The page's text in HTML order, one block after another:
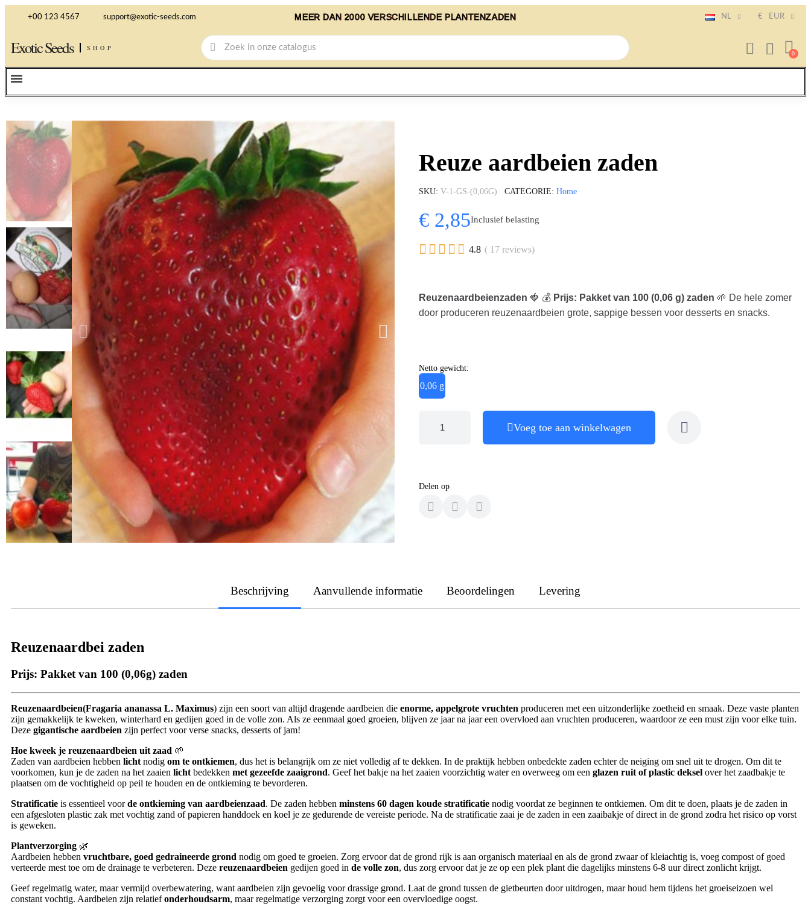
+00 123 4567 support@exotic-seeds.com MEER DAN 2000 VERSCHILLENDE PLANTENZADEN NL € EUR
Exotic Seeds SHOP
Reuze aardbeien zaden
SKU V-1-GS-(0,06G) CATEGORIE Home
€ 2,85Inclusief belasting
     4.8 ( 17 reviews)
Reuzenaardbeienzaden 🍓 💰 Prijs: Pakket van 100 (0,06 g) zaden 🌱 De hele zomer
door produceren reuzenaardbeien grote, sappige bessen voor desserts en snacks.
Netto gewicht:
0,06 g
Voeg toe aan winkelwagen
Delen op
Beschrijving Aanvullende informatie Beoordelingen Levering
Reuzenaardbei zaden
Prijs: Pakket van 100 (0,06g) zaden
Reuzenaardbeien(Fragaria ananassa L. Maximus) zijn een soort van altijd dragende aardbeien die enorme, appelgrote vruchten produceren met een uitzonderlijke zoetheid en smaak. Deze vaste planten
zijn gemakkelijk te kweken, winterhard en gedijen goed in de volle zon. Als ze eenmaal goed groeien, blijven ze jaar na jaar een overvloed aan vruchten produceren, waardoor ze een must zijn voor elke tuin.
Deze gigantische aardbeien zijn perfect voor verse snacks, desserts of jam!
Hoe kweek je reuzenaardbeien uit zaad 🌱
Zaden van aardbeien hebben licht nodig om te ontkiemen, dus het is belangrijk om ze niet volledig af te dekken. In de praktijk hebben onbedekte zaden echter de neiging om snel uit te drogen. Om dit te
voorkomen, kun je de zaden na het zaaien licht bedekken met gezeefde zaaigrond. Geef het bakje na het zaaien voorzichtig water en overweeg om een glazen ruit of plastic deksel over het zaadbakje te
plaatsen om de vochtigheid op peil te houden en de ontkieming te bevorderen.
Stratificatie is essentieel voorde ontkieming van aardbeienzaad. De zaden hebben minstens 60 dagen koude stratificatie nodig voordat ze beginnen te ontkiemen. Om dit te doen, plaats je de zaden in
een afgesloten plastic zak met vochtig zand of papieren handdoek en koel je ze gedurende de vereiste periode. Na de stratificatie zaai je de zaden in een zaaibakje of direct in de grond zodra het risico op vorst
is geweken.
Plantverzorging 🌿
Aardbeien hebben vruchtbare, goed gedraineerde grond nodig om goed te groeien. Zorg ervoor dat de grond rijk is aan organisch materiaal en als de grond zwaar of kleiachtig is, voeg compost of goed
verteerde mest toe om de drainage te verbeteren. Deze reuzenaardbeien gedijen goed in de volle zon, dus zorg ervoor dat je ze op een plek plant die dagelijks minstens 6-8 uur direct zonlicht krijgt.
Geef regelmatig water, maar vermijd overbewatering, want aardbeien zijn gevoelig voor drassige grond. Laat de grond tussen de gietbeurten door uitdrogen, maar houd hem tijdens het groeiseizoen wel
constant vochtig. Aardbeien zijn relatiefonderhoudsarm, maar regelmatige verzorging zorgt voor een overvloedige oogst.